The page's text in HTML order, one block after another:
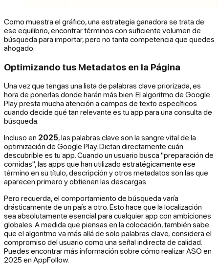
Como muestra el gráfico, una estrategia ganadora se trata de
ese equilibrio, encontrar términos con suficiente volumen de
búsqueda para importar, pero no tanta competencia que quedes
ahogado.
Optimizando tus Metadatos en la Página
Una vez que tengas una lista de palabras clave priorizada, es
hora de ponerlas donde harán más bien. El algoritmo de Google
Play presta mucha atención a campos de texto específicos
cuando decide qué tan relevante es tu app para una consulta de
búsqueda.
Incluso en 2025, las palabras clave son la sangre vital de la
optimización de Google Play. Dictan directamente cuán
descubrible es tu app. Cuando un usuario busca "preparación de
comidas", las apps que han utilizado estratégicamente ese
término en su título, descripción y otros metadatos son las que
aparecen primero y obtienen las descargas.
Pero recuerda, el comportamiento de búsqueda varía
drásticamente de un país a otro. Esto hace que la localización
sea absolutamente esencial para cualquier app con ambiciones
globales. A medida que piensas en la colocación, también sabe
que el algoritmo va más allá de solo palabras clave; considera el
compromiso del usuario como una señal indirecta de calidad.
Puedes encontrar más información sobre cómo realizar ASO en
2025 en AppFollow.